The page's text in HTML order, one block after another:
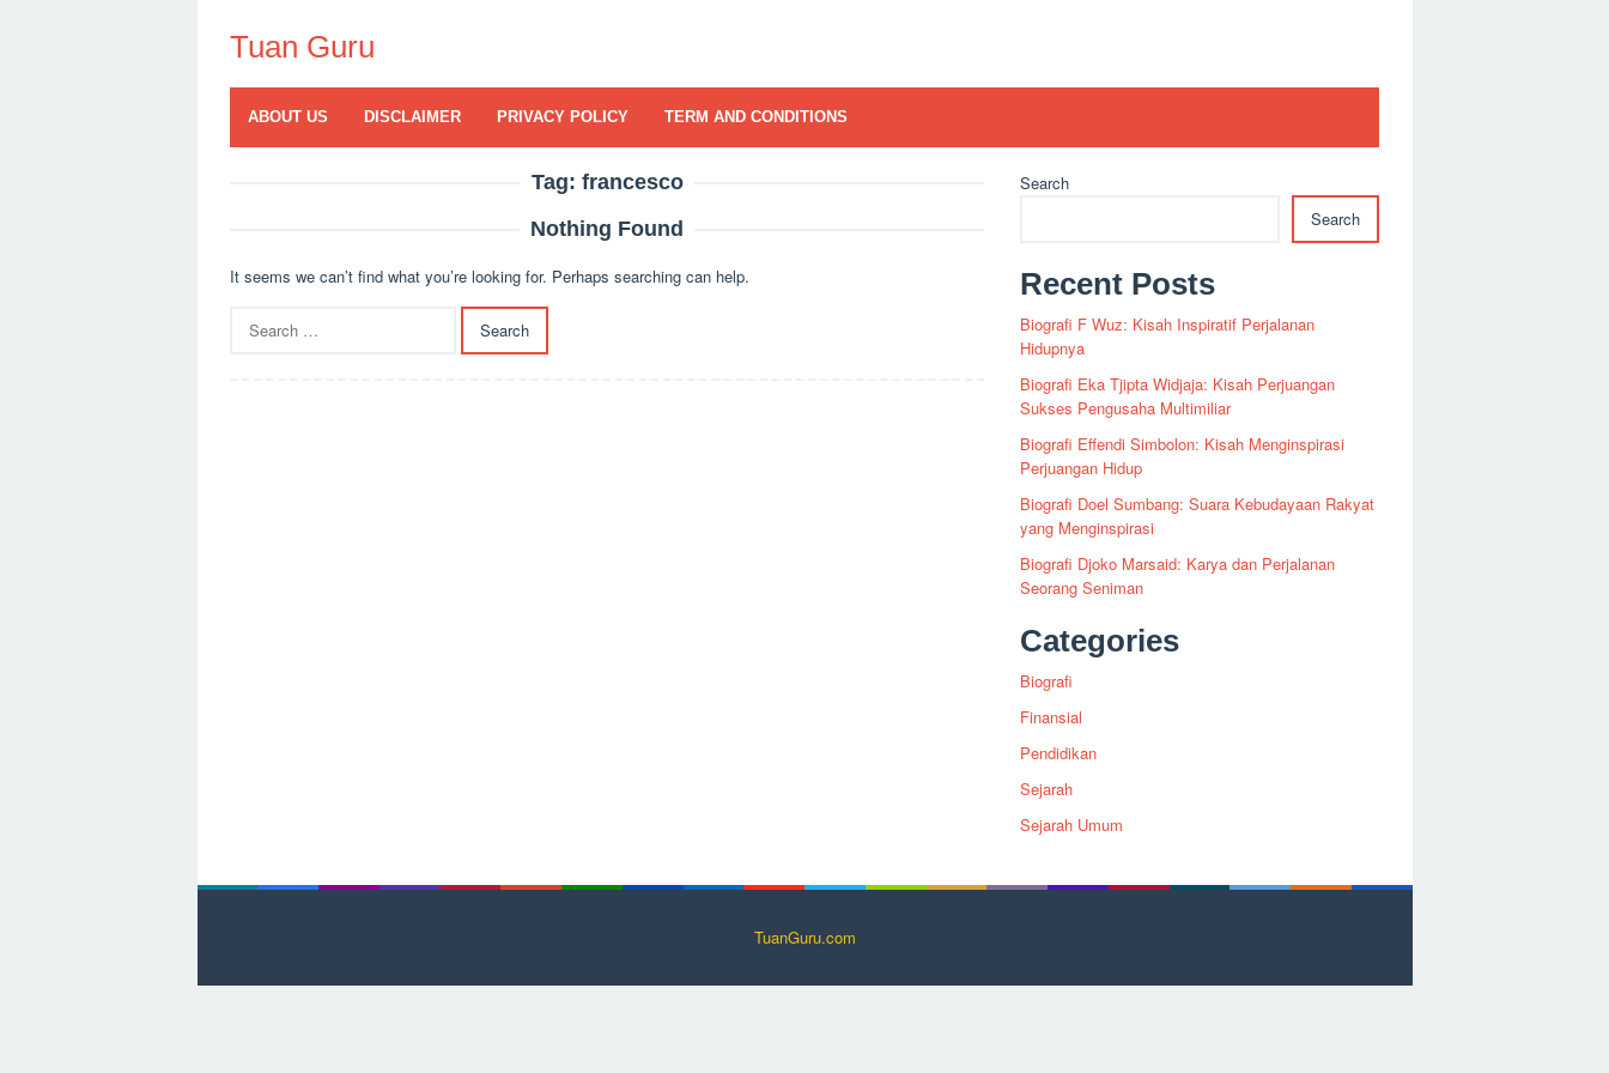
contentTuan Guru
ABOUT US DISCLAIMER PRIVACY POLICY TERM AND CONDITIONS
Tag: francesco
Nothing Found
It seems we can’t find what you’re looking for. Perhaps searching can help.
for:
Search
Search
Recent Posts
Biografi F Wuz: Kisah Inspiratif Perjalanan
Hidupnya
Biografi Eka Tjipta Widjaja: Kisah Perjuangan
Sukses Pengusaha Multimiliar
Biografi Effendi Simbolon: Kisah Menginspirasi
Perjuangan Hidup
Biografi Doel Sumbang: Suara Kebudayaan Rakyat
yang Menginspirasi
Biografi Djoko Marsaid: Karya dan Perjalanan
Seorang Seniman
Categories
Biografi
Finansial
Pendidikan
Sejarah
Sejarah Umum
TuanGuru.com